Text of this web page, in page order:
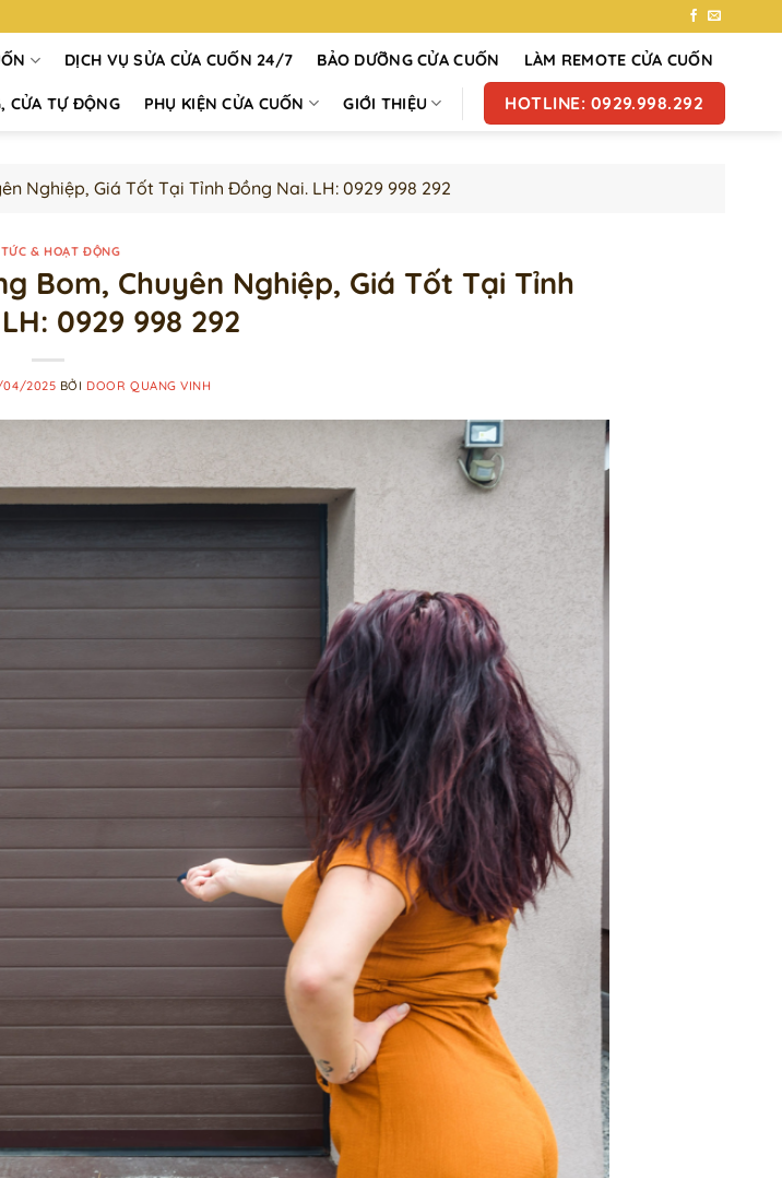
DỊCH VỤ SỬA CỬA CUỐN 24/7 BẢO DƯỠNG CỬA CUỐN LÀM REMOTE CỬA CUỐN
CỬA TỰ ĐỘNG PHỤ KIỆN CỬA CUỐN GIỚI THIỆU HOTLINE: 0929.998.292
Nghiệp, Giá Tốt Tại Tỉnh Đồng Nai. LH: 0929 998 292
& HOẠT ĐỘNG
Bom, Chuyên Nghiệp, Giá Tốt Tại Tỉnh
0929 998 292
04/2025 BỞI DOOR QUANG VINH